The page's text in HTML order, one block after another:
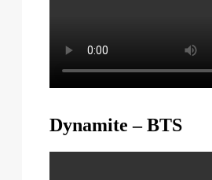
Dynamite – BTS